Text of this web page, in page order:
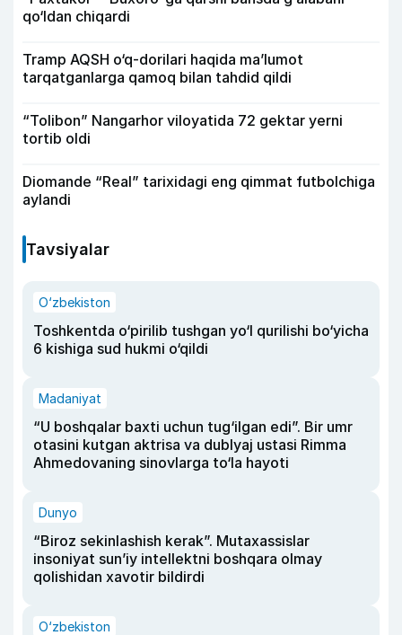
qo‘ldan chiqardi
Tramp AQSH o‘q-dorilari haqida ma’lumot
tarqatganlarga qamoq bilan tahdid qildi
“Tolibon” Nangarhor viloyatida 72 gektar yerni
tortib oldi
Diomande “Real” tarixidagi eng qimmat futbolchiga
aylandi
Tavsiyalar
O‘zbekiston
Toshkentda o‘pirilib tushgan yo‘l qurilishi bo‘yicha
6 kishiga sud hukmi o‘qildi
Madaniyat
“U boshqalar baxti uchun tug‘ilgan edi”. Bir umr
otasini kutgan aktrisa va dublyaj ustasi Rimma
Ahmedovaning sinovlarga to‘la hayoti
Dunyo
“Biroz sekinlashish kerak”. Mutaxassislar
insoniyat sun’iy intellektni boshqara olmay
qolishidan xavotir bildirdi
O‘zbekiston